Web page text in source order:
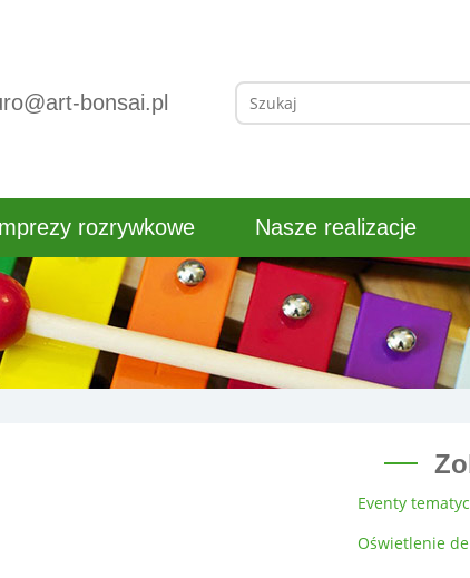
bonsai.pl Szukaj:
rozrywkowe Nasze realizacje
Eventy
Oświetlenie